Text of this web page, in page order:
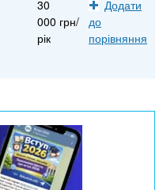
30
000 грн/
рік
Додати
до
порівняння